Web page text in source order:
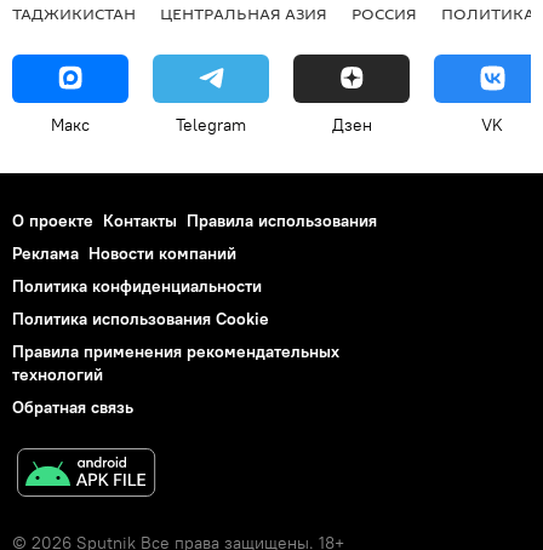
ТАДЖИКИСТАН ЦЕНТРАЛЬНАЯ АЗИЯ РОССИЯ ПОЛИТИКА
Макс Telegram Дзен VK
О проекте Контакты Правила использования
Реклама Новости компаний
Политика конфиденциальности
Политика использования Cookie
Правила применения рекомендательных
технологий
Обратная связь
© 2026 Sputnik Все права защищены. 18+